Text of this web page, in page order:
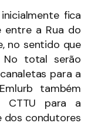
fica
entre a Rua do
no sentido que
total serão
para a
também
para a
dos condutores